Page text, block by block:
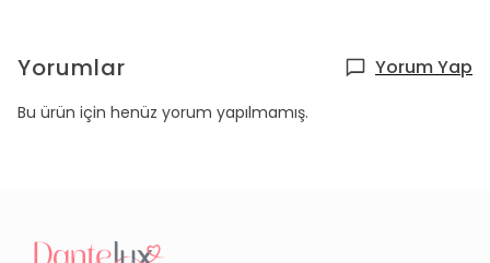
Yorumlar Yorum Yap
Bu ürün için henüz yorum yapılmamış.